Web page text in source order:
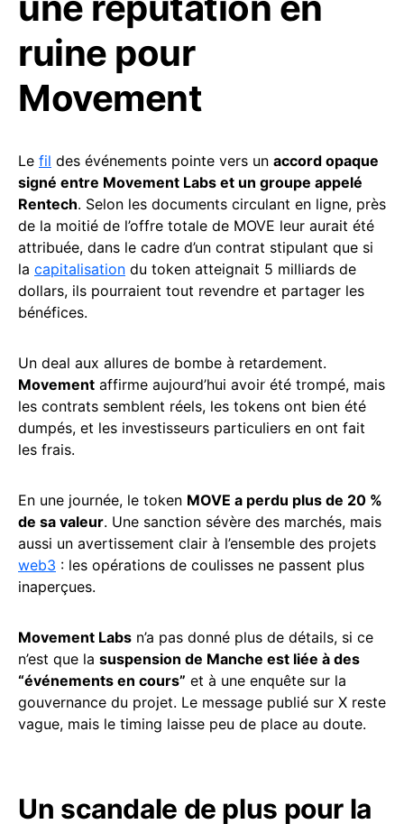
ruine pour
Movement
Le fil des événements pointe vers un accord opaque
signé entre Movement Labs et un groupe appelé
Rentech. Selon les documents circulant en ligne, près
de la moitié de l’offre totale de MOVE leur aurait été
attribuée, dans le cadre d’un contrat stipulant que si
la capitalisation du token atteignait 5 milliards de
dollars, ils pourraient tout revendre et partager les
bénéfices.
Un deal aux allures de bombe à retardement.
Movement affirme aujourd’hui avoir été trompé, mais
les contrats semblent réels, les tokens ont bien été
dumpés, et les investisseurs particuliers en ont fait
les frais.
En une journée, le token MOVE a perdu plus de 20 %
de sa valeur. Une sanction sévère des marchés, mais
aussi un avertissement clair à l’ensemble des projets
web3 : les opérations de coulisses ne passent plus
inaperçues.
Movement Labs n’a pas donné plus de détails, si ce
n’est que la suspension de Manche est liée à des
“événements en cours” et à une enquête sur la
gouvernance du projet. Le message publié sur X reste
vague, mais le timing laisse peu de place au doute.
Un scandale de plus pour la